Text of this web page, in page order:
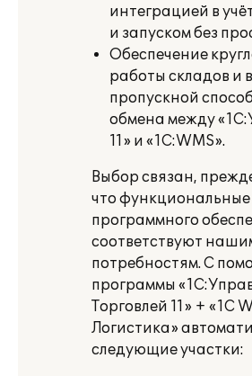
интеграцией в
и запуском без
Обеспечение
работы складов и
пропускной
обмена между
11» и «1С:WMS».
Выбор связан,
что
программного
соответствуют
потребностям. С
программы
Торговлей 11» + «1С
Логистика»
следующие участки: